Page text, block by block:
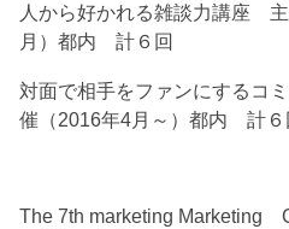
人から好かれる雑談力講座
月）都内 計６回
対面で相手をファンにするコ
催（2016年4月～）都内 計６
The 7th marketing Marketing